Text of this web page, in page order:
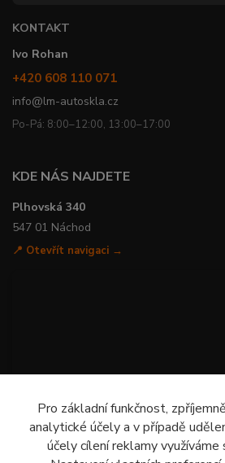
KONTAKT
Ivo Rohan
+420 608 110 071
info@lm-autoskla.cz
Po-Pá: 8:00–12:00, 13:00–17:00
KDE NÁS NAJDETE
Plhovská 340
547 01 Náchod
📍 Otevřít navigaci →
Pro základní funkčnost,
analytické účely a v případě
účely cílení reklamy využíváme